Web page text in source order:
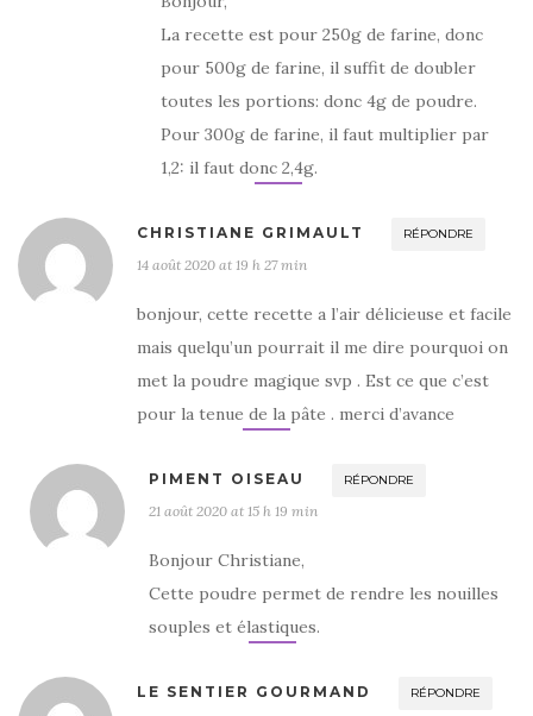
La recette est pour 250g de farine, donc
pour 500g de farine, il suffit de doubler
toutes les portions: donc 4g de poudre.
Pour 300g de farine, il faut multiplier par
1,2: il faut donc 2,4g.
CHRISTIANE GRIMAULT RÉPONDRE
14 août 2020 at 19 h 27 min
bonjour, cette recette a l’air délicieuse et facile
mais quelqu’un pourrait il me dire pourquoi on
met la poudre magique svp . Est ce que c’est
pour la tenue de la pâte . merci d’avance
PIMENT OISEAU RÉPONDRE
21 août 2020 at 15 h 19 min
Bonjour Christiane,
Cette poudre permet de rendre les nouilles
souples et élastiques.
LE SENTIER GOURMAND RÉPONDRE